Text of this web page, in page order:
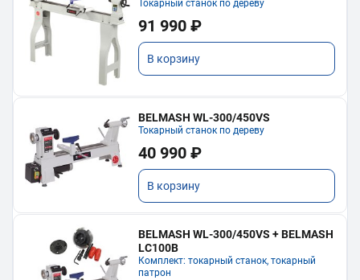
Токарный станок по дереву
91 990 ₽
В корзину
BELMASH WL-300/450VS
Токарный станок по дереву
40 990 ₽
В корзину
BELMASH WL-300/450VS + BELMASH
LC100B
Комплект: токарный станок, токарный
патрон